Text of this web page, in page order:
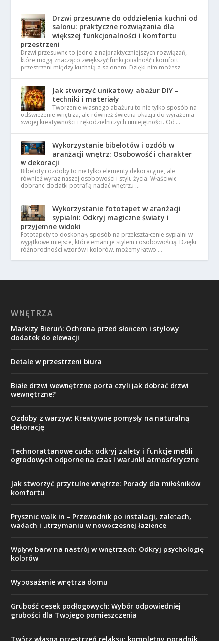
Drzwi przesuwne do oddzielenia kuchni od
salonu: praktyczne rozwiązania dla
większej funkcjonalności i komfortu
przestrzeni
Drzwi przesuwne to jedno z najpraktyczniejszych rozwiązań,
które mogą znacząco zwiększyć funkcjonalność i komfort
przestrzeni między kuchnią a salonem. Dzięki nim możesz …
Jak stworzyć unikatowy abażur DIY –
techniki i materiały
Tworzenie własnego abażuru to nie tylko sposób na
odświeżenie wnętrza, ale również świetna okazja do wyrażenia
swojej kreatywności i rękodzielniczych umiejętności. Od …
Wykorzystanie bibelotów i ozdób w
aranżacji wnętrz: Osobowość i charakter
w dekoracji
Bibeloty i ozdoby to nie tylko elementy dekoracyjne, ale
również wyraz naszej osobowości i stylu życia. Właściwie
dobrane dodatki potrafią nadać wnętrzu …
Wykorzystanie fototapet w aranżacji
sypialni: Odkryj magiczne światy i
przyjemne widoki
Fototapety to doskonały sposób na przekształcenie sypialni w
wyjątkowe miejsce, które emanuje stylem i osobowością. Dzięki
różnorodności wzorów i kolorów, możemy łatwo …
WNĘTRZA
Markizy Bieruń: Ochrona przed słońcem i stylowy
dodatek do elewacji
Detale w przestrzeni biura
Białe drzwi wewnętrzne porta czyli jak dobrać drzwi
wewnętrzne?
Ozdoby z warzyw: Kreatywne pomysły na naturalną
dekorację
Technorattanowe cuda: odkryj zalety i funkcje mebli
ogrodowych odporne na czas i warunki atmosferyczne
Jak stworzyć przytulne wnętrze: Porady dla miłośników
komfortu
Prysznic walk in – Przewodnik po instalacji, zaletach,
wadach i utrzymaniu w nowoczesnej łazience
Wpływ barw na nastrój w wnętrzach: Odkryj psychologię
kolorów
Wyposażenie wnętrza domu
Grubość desek podłogowych: Wybór odpowiedniej
grubości dla Twojego pomieszczenia
Twórz własną przestrzeń relaksu: kompletny poradnik